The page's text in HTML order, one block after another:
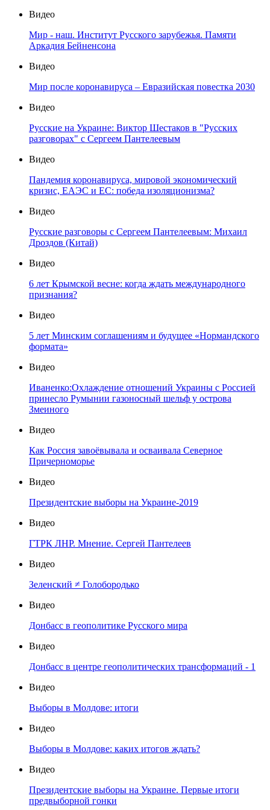
Видео
Мир - наш. Институт Русского зарубежья. Памяти
Аркадия Бейненсона
Видео
Мир после коронавируса – Евразийская повестка 2030
Видео
Русские на Украине: Виктор Шестаков в "Русских
разговорах" с Сергеем Пантелеевым
Видео
Пандемия коронавируса, мировой экономический
кризис, ЕАЭС и ЕС: победа изоляционизма?
Видео
Русские разговоры с Сергеем Пантелеевым: Михаил
Дроздов (Китай)
Видео
6 лет Крымской весне: когда ждать международного
признания?
Видео
5 лет Минским соглашениям и будущее «Нормандского
формата»
Видео
Иваненко:Охлаждение отношений Украины с Россией
принесло Румынии газоносный шельф у острова
Змеиного
Видео
Как Россия завоёвывала и осваивала Северное
Причерноморье
Видео
Президентские выборы на Украине-2019
Видео
ГТРК ЛНР. Мнение. Сергей Пантелеев
Видео
Зеленский ≠ Голобородько
Видео
Донбасс в геополитике Русского мира
Видео
Донбасс в центре геополитических трансформаций - 1
Видео
Выборы в Молдове: итоги
Видео
Выборы в Молдове: каких итогов ждать?
Видео
Президентские выборы на Украине. Первые итоги
предвыборной гонки